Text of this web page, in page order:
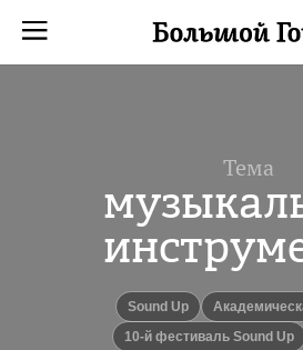
Тема
Sound Up
10-й фестиваль Sound Up